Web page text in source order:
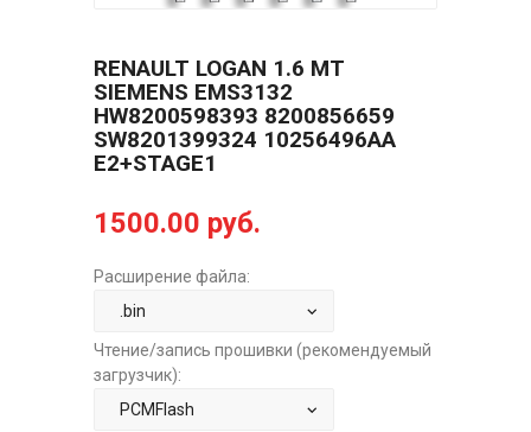
RENAULT LOGAN 1.6 MT
SIEMENS EMS3132
HW8200598393 8200856659
SW8201399324 10256496AA
E2+STAGE1
1500.00 руб.
Расширение файла:
Чтение/запись прошивки (рекомендуемый
загрузчик):